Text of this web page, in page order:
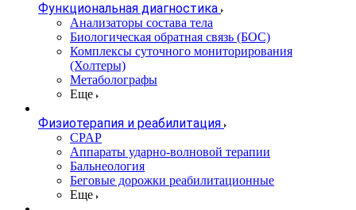
Функциональная диагностика
Анализаторы состава тела
Биологическая обратная связь (БОС)
Комплексы суточного мониторирования
(Холтеры)
Метаболографы
Еще
Физиотерапия и реабилитация
CPAP
Аппараты ударно-волновой терапии
Бальнеология
Беговые дорожки реабилитационные
Еще